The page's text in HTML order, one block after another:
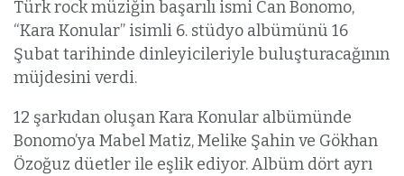
Türk rock müziğin başarılı ismi Can Bonomo,
“Kara Konular” isimli 6. stüdyo albümünü 16
Şubat tarihinde dinleyicileriyle buluşturacağının
müjdesini verdi.
12 şarkıdan oluşan Kara Konular albümünde
Bonomo’ya Mabel Matiz, Melike Şahin ve Gökhan
Özoğuz düetler ile eşlik ediyor. Albüm dört ayrı